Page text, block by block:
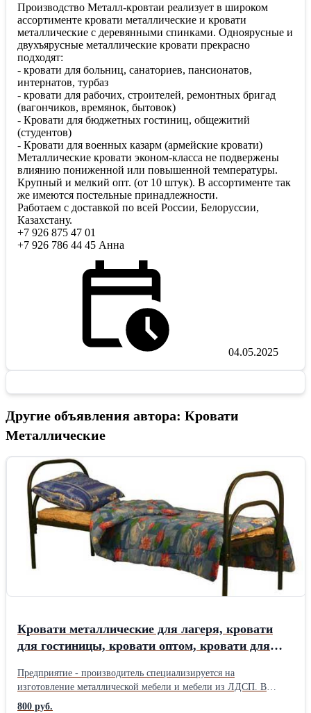
Производство Металл-кровтаи реализует в широком
ассортименте кровати металлические и кровати
металлические с деревянными спинками. Одноярусные и
двухъярусные металлические кровати прекрасно
подходят:
- кровати для больниц, санаториев, пансионатов,
интернатов, турбаз
- кровати для рабочих, строителей, ремонтных бригад
(вагончиков, времянок, бытовок)
- Кровати для бюджетных гостиниц, общежитий
(студентов)
- Кровати для военных казарм (армейские кровати)
Металлические кровати эконом-класса не подвержены
влиянию пониженной или повышенной температуры.
Крупный и мелкий опт. (от 10 штук). В ассортименте так
же имеются постельные принадлежности.
Работаем с доставкой по всей России, Белоруссии,
Казахстану.
+7 926 875 47 01
+7 926 786 44 45 Анна
04.05.2025
Другие объявления автора: Кровати
Металлические
Кровати металлические для лагеря, кровати
для гостиницы, кровати оптом, кровати для
Предприятие - производитель специализируется на
изготовление металлической мебели и мебели из ЛДСП. В
продаже имеются. - кровати металлически одноярусные и
800 руб.